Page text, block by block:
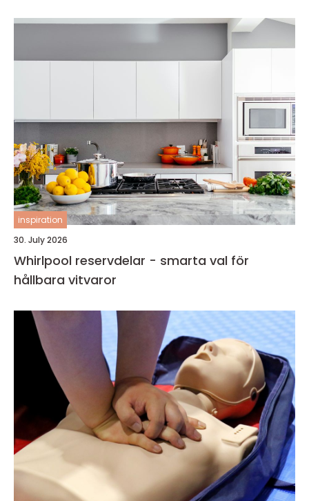
inspiration
30. July 2026
Whirlpool reservdelar - smarta val för
hållbara vitvaror